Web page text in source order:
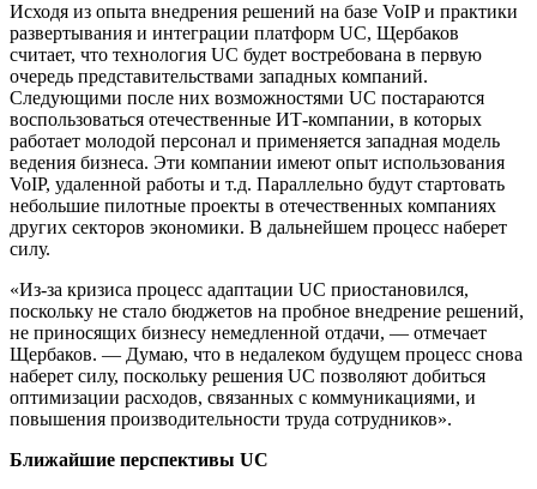
Исходя из опыта внедрения решений на базе VoIP и практики
развертывания и интеграции платформ UC, Щербаков
считает, что технология UC будет востребована в первую
очередь представительствами западных компаний.
Следующими после них возможностями UC постараются
воспользоваться отечественные ИТ-компании, в которых
работает молодой персонал и применяется западная модель
ведения бизнеса. Эти компании имеют опыт использования
VoIP, удаленной работы и т.д. Параллельно будут стартовать
небольшие пилотные проекты в отечественных компаниях
других секторов экономики. В дальнейшем процесс наберет
силу.
«Из-за кризиса процесс адаптации UC приостановился,
поскольку не стало бюджетов на пробное внедрение решений,
не приносящих бизнесу немедленной отдачи, — отмечает
Щербаков. — Думаю, что в недалеком будущем процесс снова
наберет силу, поскольку решения UC позволяют добиться
оптимизации расходов, связанных с коммуникациями, и
повышения производительности труда сотрудников».
Ближайшие перспективы UC